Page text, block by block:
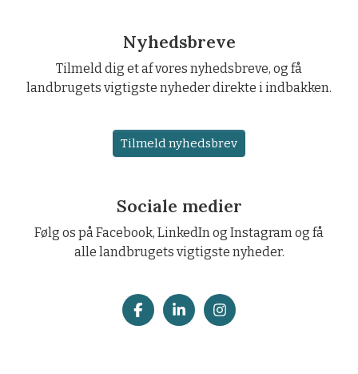
Nyhedsbreve
Tilmeld dig et af vores nyhedsbreve, og få
landbrugets vigtigste nyheder direkte i indbakken.
Tilmeld nyhedsbrev
Sociale medier
Følg os på Facebook, LinkedIn og Instagram og få
alle landbrugets vigtigste nyheder.